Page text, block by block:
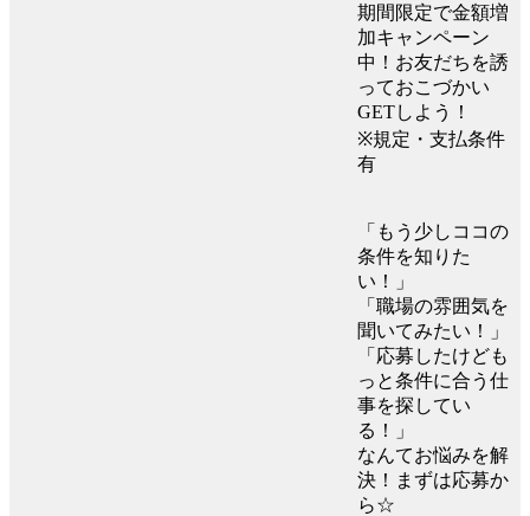
期間限定で金額増
加キャンペーン
中！お友だちを誘
っておこづかい
GETしよう！
※規定・支払条件
有
「もう少しココの
条件を知りた
い！」
「職場の雰囲気を
聞いてみたい！」
「応募したけども
っと条件に合う仕
事を探してい
る！」
なんてお悩みを解
決！まずは応募か
ら☆